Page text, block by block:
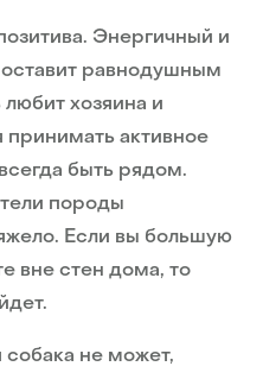
Энергичный и
равнодушным
любит хозяина и
принимать активное
быть рядом.
породы
Если вы большую
вне стен дома, то
не может,